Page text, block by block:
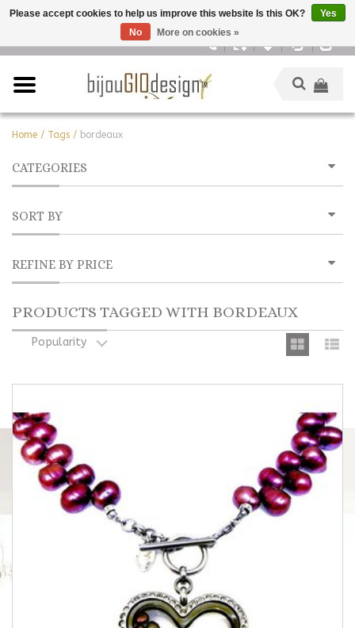
Home / Tags / bordeaux
CATEGORIES
SORT BY
REFINE BY PRICE
PRODUCTS TAGGED WITH BORDEAUX
Popularity
Please accept cookies to help us improve this website Is this OK?
Yes
No
More on cookies »